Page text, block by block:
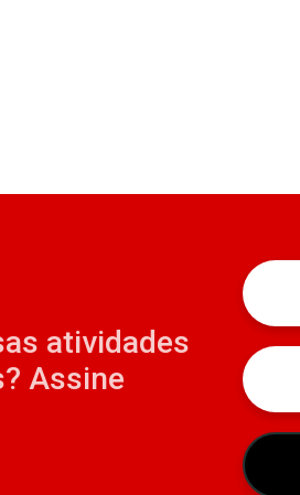
atividades
Assine